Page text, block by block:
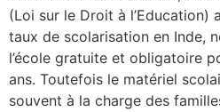
(Loi sur le Droit à l’Education)
taux de scolarisation en Inde,
l’école gratuite et obligatoire
ans. Toutefois le matériel
souvent à la charge des